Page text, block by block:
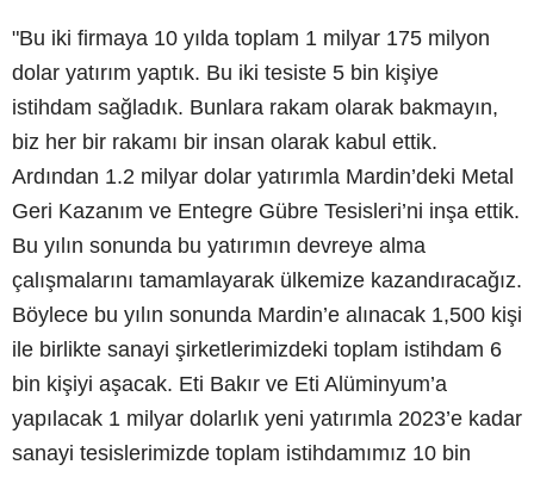
"Bu iki firmaya 10 yılda toplam 1 milyar 175 milyon
dolar yatırım yaptık. Bu iki tesiste 5 bin kişiye
istihdam sağladık. Bunlara rakam olarak bakmayın,
biz her bir rakamı bir insan olarak kabul ettik.
Ardından 1.2 milyar dolar yatırımla Mardin’deki Metal
Geri Kazanım ve Entegre Gübre Tesisleri’ni inşa ettik.
Bu yılın sonunda bu yatırımın devreye alma
çalışmalarını tamamlayarak ülkemize kazandıracağız.
Böylece bu yılın sonunda Mardin’e alınacak 1,500 kişi
ile birlikte sanayi şirketlerimizdeki toplam istihdam 6
bin kişiyi aşacak. Eti Bakır ve Eti Alüminyum’a
yapılacak 1 milyar dolarlık yeni yatırımla 2023’e kadar
sanayi tesislerimizde toplam istihdamımız 10 bin